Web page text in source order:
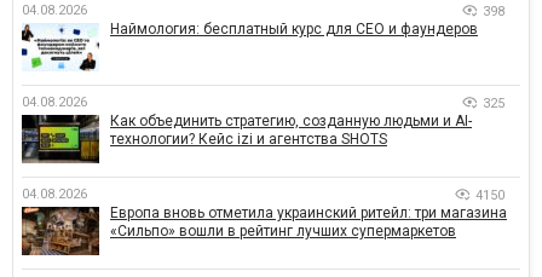
04.08.2026 398
Наймология: бесплатный курс для CEO и фаундеров
04.08.2026 325
Как объединить стратегию, созданную людьми и AI-
технологии? Кейс izi и агентства SHOTS
04.08.2026 4150
Европа вновь отметила украинский ритейл: три магазина
«Сильпо» вошли в рейтинг лучших супермаркетов